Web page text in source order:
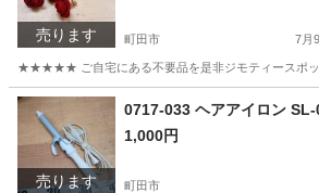
売ります 町田市 7月
★★★★★ ご自宅にある不要品を是非ジモティースポッ
東京 町田市 現地
売ります
0717-033 ヘアアイロン
1,000円
町田市